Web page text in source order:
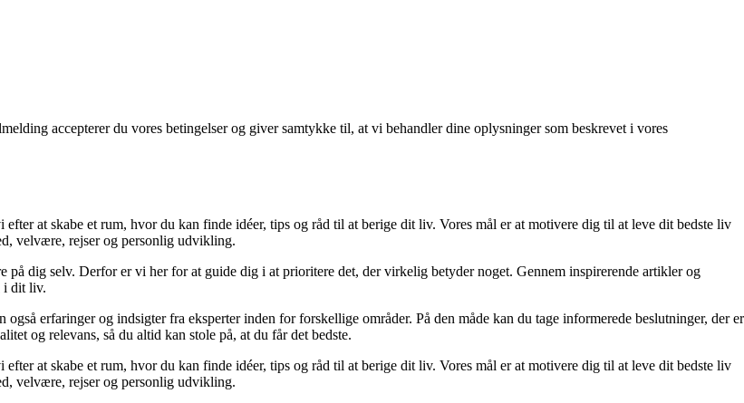
accepterer du vores betingelser og giver samtykke til, at vi behandler dine oplysninger som beskrevet i vores
at skabe et rum, hvor du kan finde idéer, tips og råd til at berige dit liv. Vores mål er at motivere dig til at leve dit bedste liv
velvære, rejser og personlig udvikling.
dig selv. Derfor er vi her for at guide dig i at prioritere det, der virkelig betyder noget. Gennem inspirerende artikler og
i dit liv.
erfaringer og indsigter fra eksperter inden for forskellige områder. På den måde kan du tage informerede beslutninger, der er
og relevans, så du altid kan stole på, at du får det bedste.
at skabe et rum, hvor du kan finde idéer, tips og råd til at berige dit liv. Vores mål er at motivere dig til at leve dit bedste liv
velvære, rejser og personlig udvikling.